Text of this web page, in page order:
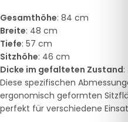
Gesamthöhe: 84 cm
Breite: 48 cm
Tiefe: 57 cm
Sitzhöhe: 46 cm
Dicke im gefalteten Zustand
Diese spezifischen
ergonomisch geformten
perfekt für verschiedene